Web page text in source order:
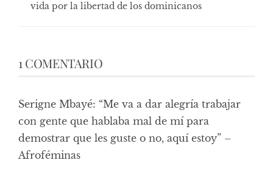
vida por la libertad de los dominicanos
1 COMENTARIO
Serigne Mbayé: “Me va a dar alegría trabajar
con gente que hablaba mal de mí para
demostrar que les guste o no, aquí estoy” –
Afroféminas